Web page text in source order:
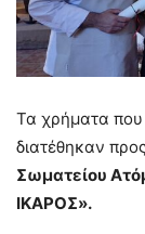
Τα χρήματα
διατέθηκαν
Σωματείου
ΙΚΑΡΟΣ».